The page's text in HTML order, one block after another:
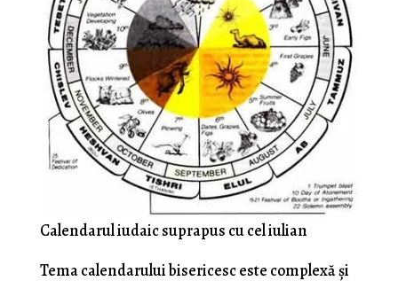
Calendarul iudaic suprapus cu cel iulian
Tema calendarului bisericesc este complexă și